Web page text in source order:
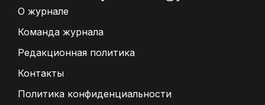
О журнале
Команда журнала
Редакционная политика
Контакты
Политика конфиденциальности